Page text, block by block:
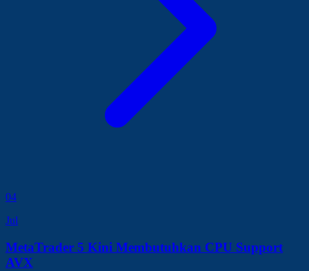
04
Jul
MetaTrader 5 Kini Membutuhkan CPU Support
AVX